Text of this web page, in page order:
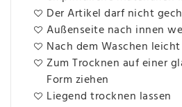
Der Artikel darf nicht
Außenseite nach innen
Nach dem Waschen
Zum Trocknen auf einer
Form ziehen
Liegend trocknen lassen